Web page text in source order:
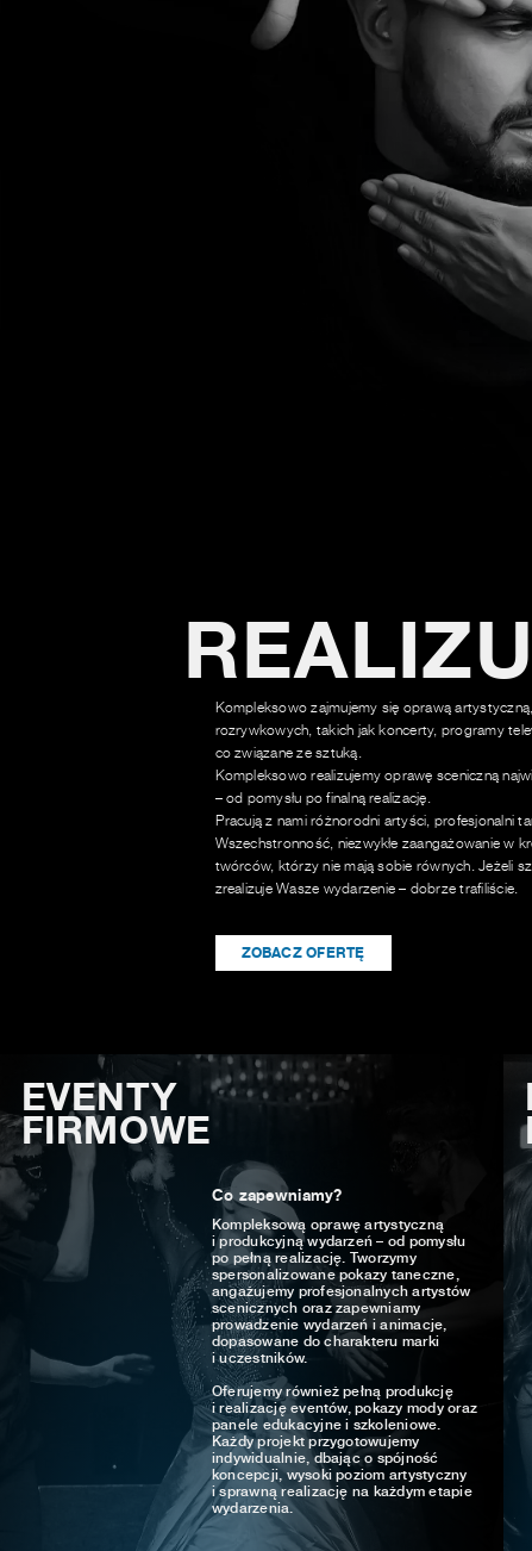
Kompleksowo zajmujemy się oprawą
rozrywkowych, takich jak koncerty, programy
co związane ze sztuką.
Kompleksowo realizujemy oprawę sceniczną
– od pomysłu po finalną realizację.
Pracują z nami różnorodni artyści, profesjonalni
Wszechstronność, niezwykłe zaangażowanie w
twórców, którzy nie mają sobie równych. Jeżeli
zrealizuje Wasze wydarzenie – dobrze trafiliście.
ZOBACZ OFERTĘ
EVENTY
FIRMOWE
Co zapewniamy?
Kompleksową oprawę artystyczną
i produkcyjną wydarzeń – od pomysłu
po pełną realizację. Tworzymy
spersonalizowane pokazy taneczne,
angażujemy profesjonalnych artystów
scenicznych oraz zapewniamy
prowadzenie wydarzeń i animacje,
dopasowane do charakteru marki
i uczestników.
Oferujemy również pełną produkcję
i realizację eventów, pokazy mody oraz
panele edukacyjne i szkoleniowe.
Każdy projekt przygotowujemy
indywidualnie, dbając o spójność
koncepcji, wysoki poziom artystyczny
i sprawną realizację na każdym etapie
wydarzenia.